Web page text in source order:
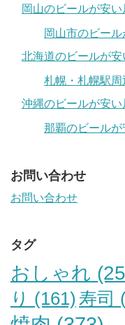
岡山のビールが安い
岡山市のビー
北海道のビールが安
札幌・札幌駅
沖縄のビールが安い
那覇のビールが
お問い合わせ
お問い合わせ
タグ
おしゃれ
り (161) 寿司